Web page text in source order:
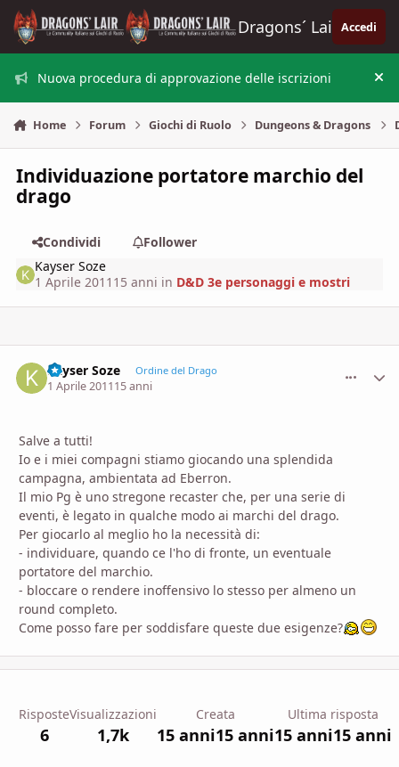
Vai al contenuto
Dragons´ Lair Accedi
Nuova procedura di approvazione delle iscrizioni
Home Forum Giochi di Ruolo Dungeons & Dragons
Individuazione portatore marchio del
drago
Condividi
Follower
Kayser Soze
1 Aprile 2011 15 anni in D&D 3e personaggi e mostri
Kayser Soze Ordine del Drago
1 Aprile 201115 anni
Salve a tutti!
Io e i miei compagni stiamo giocando una splendida
campagna, ambientata ad Eberron.
Il mio Pg è uno stregone recaster che, per una serie di
eventi, è legato in qualche modo ai marchi del drago.
Per giocarlo al meglio ho la necessità di:
- individuare, quando ce l'ho di fronte, un eventuale
portatore del marchio.
- bloccare o rendere inoffensivo lo stesso per almeno un
round completo.
Come posso fare per soddisfare queste due esigenze?
Risposte
6
Visualizzazioni
1,7k
Creata
15 anni15 anni
Ultima risposta
15 anni15 anni